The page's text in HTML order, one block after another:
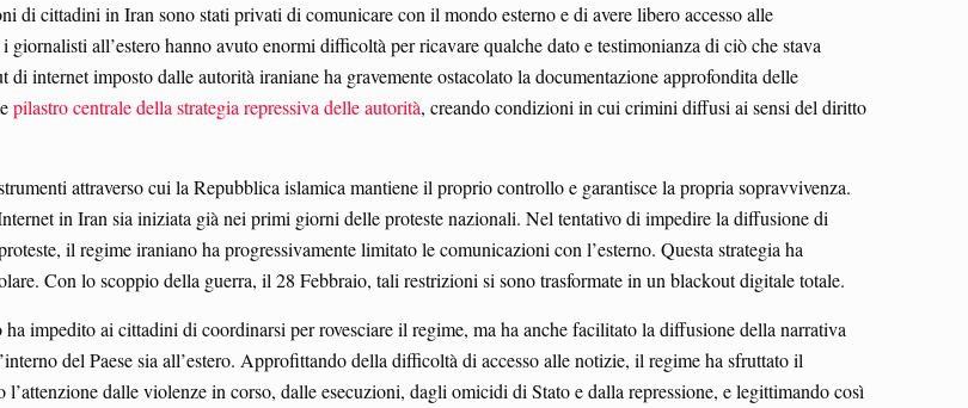
di cittadini in Iran sono stati privati di comunicare con il mondo esterno e di avere libero accesso alle
all’estero hanno avuto enormi difficoltà per ricavare qualche dato e testimonianza di ciò che stava
internet imposto dalle autorità iraniane ha gravemente ostacolato la documentazione approfondita delle
pilastro centrale della strategia repressiva delle autorità, creando condizioni in cui crimini diffusi ai sensi del diritto
attraverso cui la Repubblica islamica mantiene il proprio controllo e garantisce la propria sopravvivenza.
in Iran sia iniziata già nei primi giorni delle proteste nazionali. Nel tentativo di impedire la diffusione di
il regime iraniano ha progressivamente limitato le comunicazioni con l’esterno. Questa strategia ha
Con lo scoppio della guerra, il 28 Febbraio, tali restrizioni si sono trasformate in un blackout digitale totale.
impedito ai cittadini di coordinarsi per rovesciare il regime, ma ha anche facilitato la diffusione della narrativa
del Paese sia all’estero. Approfittando della difficoltà di accesso alle notizie, il regime ha sfruttato il
dalle violenze in corso, dalle esecuzioni, dagli omicidi di Stato e dalla repressione, e legittimando così